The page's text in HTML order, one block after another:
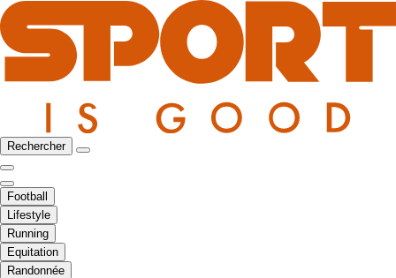
Rechercher
Football
Lifestyle
Running
Equitation
Randonnée